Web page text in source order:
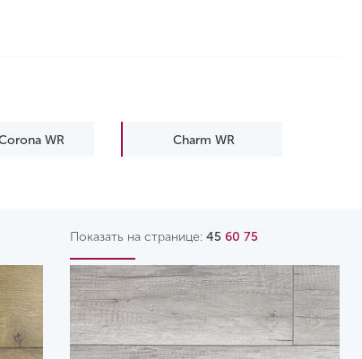
WR Charm WR
Ville Visiogrande WR
Показать на странице: 45 60 75